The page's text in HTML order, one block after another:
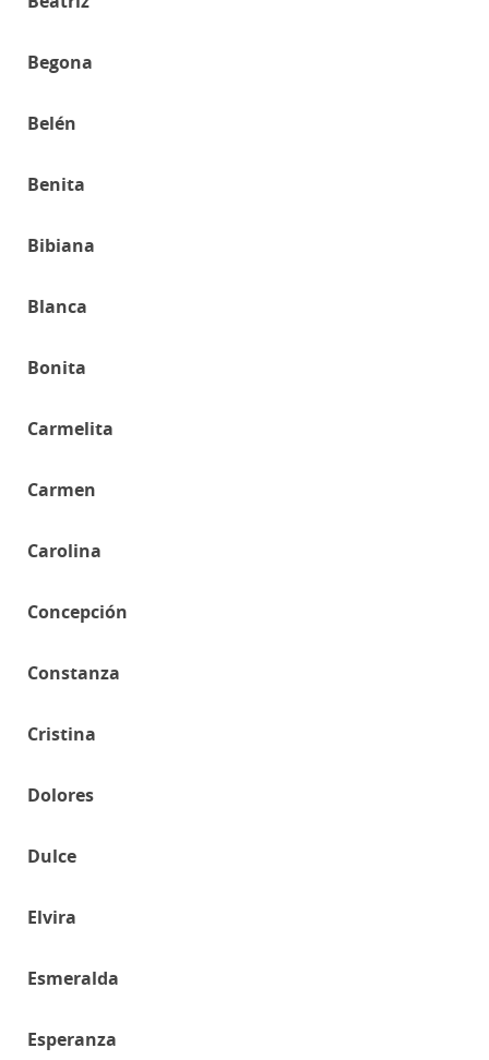
Begona
Belén
Benita
Bibiana
Blanca
Bonita
Carmelita
Carmen
Carolina
Concepción
Constanza
Cristina
Dolores
Dulce
Elvira
Esmeralda
Esperanza